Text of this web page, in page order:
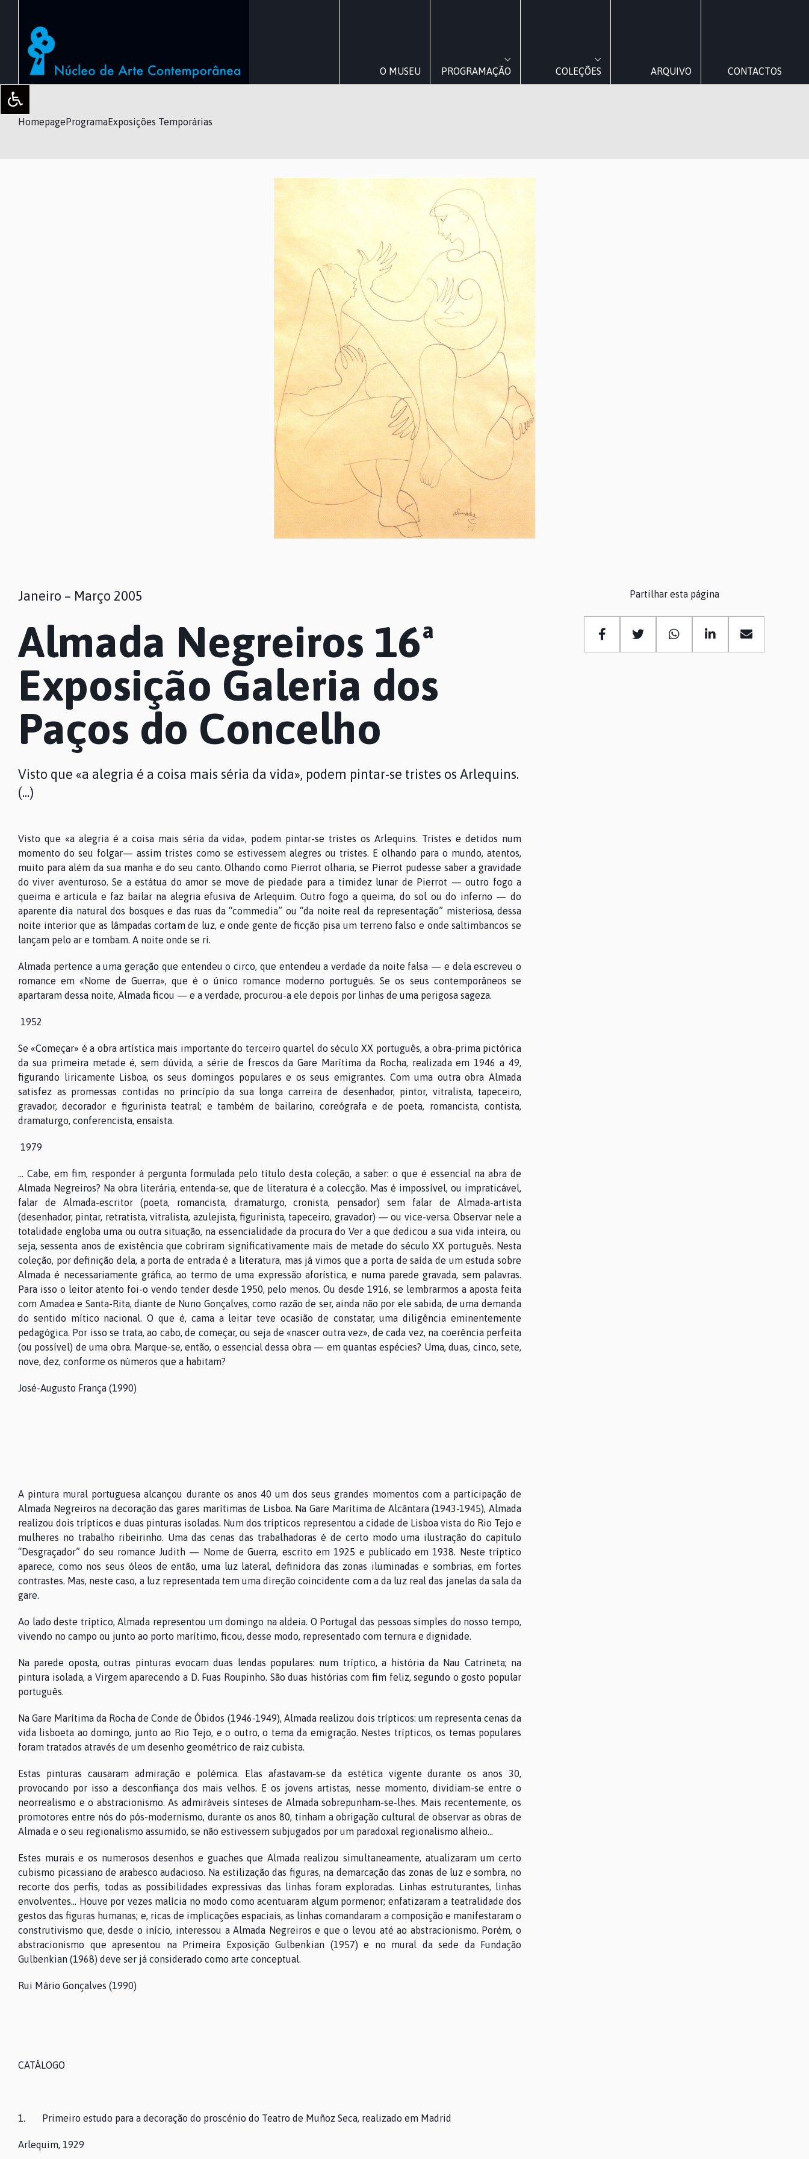
O MUSEU PROGRAMAÇÃO COLEÇÕES ARQUIVO CONTACTOS
HomepageProgramaExposições Temporárias
Janeiro – Março 2005
Almada Negreiros 16ª
Exposição Galeria dos
Paços do Concelho
Visto que «a alegria é a coisa mais séria da vida», podem pintar-se tristes os Arlequins.
(...)
Visto que «a alegria é a coisa mais séria da vida», podem pintar-se tristes os Arlequins. Tristes e detidos num
momento do seu folgar— assim tristes como se estivessem alegres ou tristes. E olhando para o mundo, atentos,
muito para além da sua manha e do seu canto. Olhando como Pierrot olharia, se Pierrot pudesse saber a gravidade
do viver aventuroso. Se a estátua do amor se move de piedade para a timidez lunar de Pierrot — outro fogo a
queima e articula e faz bailar na alegria efusiva de Arlequim. Outro fogo a queima, do sol ou do inferno — do
aparente dia natural dos bosques e das ruas da “commedia” ou “da noite real da representação” misteriosa, dessa
noite interior que as lâmpadas cortam de luz, e onde gente de ficção pisa um terreno falso e onde saltimbancos se
lançam pelo ar e tombam. A noite onde se ri.
Almada pertence a uma geração que entendeu o circo, que entendeu a verdade da noite falsa — e dela escreveu o
romance em «Nome de Guerra», que é o único romance moderno português. Se os seus contemporâneos se
apartaram dessa noite, Almada ficou — e a verdade, procurou-a ele depois por linhas de uma perigosa sageza.
1952
Se «Começar» é a obra artística mais importante do terceiro quartel do século XX português, a obra-prima pictórica
da sua primeira metade é, sem dúvida, a série de frescos da Gare Marítima da Rocha, realizada em 1946 a 49,
figurando liricamente Lisboa, os seus domingos populares e os seus emigrantes. Com uma outra obra Almada
satisfez as promessas contidas no princípio da sua longa carreira de desenhador, pintor, vitralista, tapeceiro,
gravador, decorador e figurinista teatral; e também de bailarino, coreógrafa e de poeta, romancista, contista,
dramaturgo, conferencista, ensaísta.
1979
… Cabe, em fim, responder à pergunta formulada pelo título desta coleção, a saber: o que é essencial na abra de
Almada Negreiros? Na obra literária, entenda-se, que de literatura é a colecção. Mas é impossível, ou impraticável,
falar de Almada-escritor (poeta, romancista, dramaturgo, cronista, pensador) sem falar de Almada-artista
(desenhador, pintar, retratista, vitralista, azulejista, figurinista, tapeceiro, gravador) — ou vice-versa. Observar nele a
totalidade engloba uma ou outra situação, na essencialidade da procura do Ver a que dedicou a sua vida inteira, ou
seja, sessenta anos de existência que cobriram significativamente mais de metade do século XX português. Nesta
coleção, por definição dela, a porta de entrada é a literatura, mas já vimos que a porta de saída de um estuda sobre
Almada é necessariamente gráfica, ao termo de uma expressão aforística, e numa parede gravada, sem palavras.
Para isso o leitor atento foi-o vendo tender desde 1950, pelo menos. Ou desde 1916, se lembrarmos a aposta feita
com Amadea e Santa-Rita, diante de Nuno Gonçalves, como razão de ser, ainda não por ele sabida, de uma demanda
do sentido mítico nacional. O que é, cama a leitar teve ocasião de constatar, uma diligência eminentemente
pedagógica. Por isso se trata, ao cabo, de começar, ou seja de «nascer outra vez», de cada vez, na coerência perfeita
(ou possível) de uma obra. Marque-se, então, o essencial dessa obra — em quantas espécies? Uma, duas, cinco, sete,
nove, dez, conforme os números que a habitam?
José-Augusto França (1990)
A pintura mural portuguesa alcançou durante os anos 40 um dos seus grandes momentos com a participação de
Almada Negreiros na decoração das gares marítimas de Lisboa. Na Gare Marítima de Alcântara (1943-1945), Almada
realizou dois trípticos e duas pinturas isoladas. Num dos trípticos representou a cidade de Lisboa vista do Rio Tejo e
mulheres no trabalho ribeirinho. Uma das cenas das trabalhadoras é de certo modo uma ilustração do capítulo
“Desgraçador” do seu romance Judith — Nome de Guerra, escrito em 1925 e publicado em 1938. Neste tríptico
aparece, como nos seus óleos de então, uma luz lateral, definidora das zonas iluminadas e sombrias, em fortes
contrastes. Mas, neste caso, a luz representada tem uma direção coincidente com a da luz real das janelas da sala da
gare.
Ao lado deste tríptico, Almada representou um domingo na aldeia. O Portugal das pessoas simples do nosso tempo,
vivendo no campo ou junto ao porto marítimo, ficou, desse modo, representado com ternura e dignidade.
Na parede oposta, outras pinturas evocam duas lendas populares: num tríptico, a história da Nau Catrineta; na
pintura isolada, a Virgem aparecendo a D. Fuas Roupinho. São duas histórias com fim feliz, segundo o gosto popular
português.
Na Gare Marítima da Rocha de Conde de Óbidos (1946-1949), Almada realizou dois trípticos: um representa cenas da
vida lisboeta ao domingo, junto ao Rio Tejo, e o outro, o tema da emigração. Nestes trípticos, os temas populares
foram tratados através de um desenho geométrico de raiz cubista.
Estas pinturas causaram admiração e polémica. Elas afastavam-se da estética vigente durante os anos 30,
provocando por isso a desconfiança dos mais velhos. E os jovens artistas, nesse momento, dividiam-se entre o
neorrealismo e o abstracionismo. As admiráveis sínteses de Almada sobrepunham-se-lhes. Mais recentemente, os
promotores entre nós do pós-modernismo, durante os anos 80, tinham a obrigação cultural de observar as obras de
Almada e o seu regionalismo assumido, se não estivessem subjugados por um paradoxal regionalismo alheio...
Estes murais e os numerosos desenhos e guaches que Almada realizou simultaneamente, atualizaram um certo
cubismo picassiano de arabesco audacioso. Na estilização das figuras, na demarcação das zonas de luz e sombra, no
recorte dos perfis, todas as possibilidades expressivas das linhas foram exploradas. Linhas estruturantes, linhas
envolventes... Houve por vezes malícia no modo como acentuaram algum pormenor; enfatizaram a teatralidade dos
gestos das figuras humanas; e, ricas de implicações espaciais, as linhas comandaram a composição e manifestaram o
construtivismo que, desde o início, interessou a Almada Negreiros e que o levou até ao abstracionismo. Porém, o
abstracionismo que apresentou na Primeira Exposição Gulbenkian (1957) e no mural da sede da Fundação
Gulbenkian (1968) deve ser já considerado como arte conceptual.
Rui Mário Gonçalves (1990)
CATÁLOGO
1. Primeiro estudo para a decoração do proscénio do Teatro de Muñoz Seca, realizado em Madrid
Arlequim, 1929
Partilhar esta página